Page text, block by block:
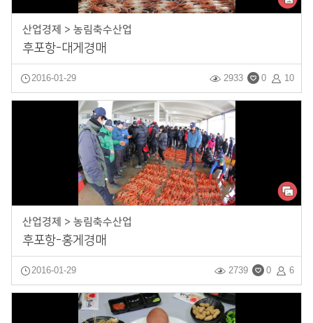
산업경제 > 농림축수산업
후포항-대게경매
2016-01-29 10
0
2933
산업경제 > 농림축수산업
후포항-홍게경매
2016-01-29 6
0
2739